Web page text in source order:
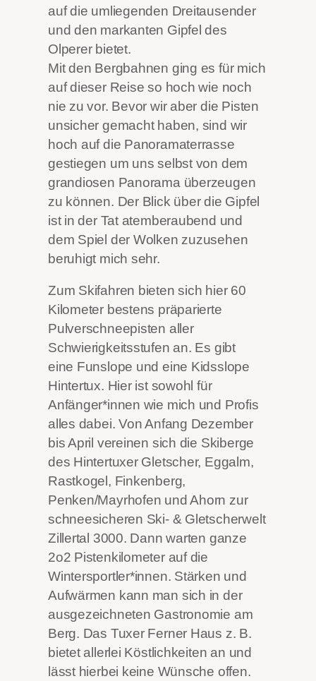
auf die umliegenden Dreitausender
und den markanten Gipfel des
Olperer bietet.
Mit den Bergbahnen ging es für mich
auf dieser Reise so hoch wie noch
nie zu vor. Bevor wir aber die Pisten
unsicher gemacht haben, sind wir
hoch auf die Panoramaterrasse
gestiegen um uns selbst von dem
grandiosen Panorama überzeugen
zu können. Der Blick über die Gipfel
ist in der Tat atemberaubend und
dem Spiel der Wolken zuzusehen
beruhigt mich sehr.
Zum Skifahren bieten sich hier 60
Kilometer bestens präparierte
Pulverschneepisten aller
Schwierigkeitsstufen an. Es gibt
eine Funslope und eine Kidsslope
Hintertux. Hier ist sowohl für
Anfänger*innen wie mich und Profis
alles dabei. Von Anfang Dezember
bis April vereinen sich die Skiberge
des Hintertuxer Gletscher, Eggalm,
Rastkogel, Finkenberg,
Penken/Mayrhofen und Ahorn zur
schneesicheren Ski- & Gletscherwelt
Zillertal 3000. Dann warten ganze
2o2 Pistenkilometer auf die
Wintersportler*innen. Stärken und
Aufwärmen kann man sich in der
ausgezeichneten Gastronomie am
Berg. Das Tuxer Ferner Haus z. B.
bietet allerlei Köstlichkeiten an und
lässt hierbei keine Wünsche offen.